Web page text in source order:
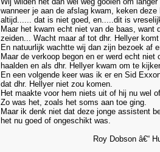
wanneer je aan de afslag kwam, keken
altijd...... dat is niet goed, en.....dit is
Maar het kwam echt niet van de baas,
zeiden... Wacht maar af tot dhr. Hellyer
En natuurlijk wachtte wij dan zijn bezoek af
Maar de verkoop begon en er werd echt
haalden en als dhr. Hellyer kwam om te
En een volgende keer was ik er en Sid
dat dhr. Hellyer niet zou komen.
Het maakte voor hem niets uit of hij nu wel
Zo was het, zoals het soms aan toe ging.
Maar ik denk niet dat deze jonge assistent
het nu goed of ongeschikt was.
Roy Dobson â€“